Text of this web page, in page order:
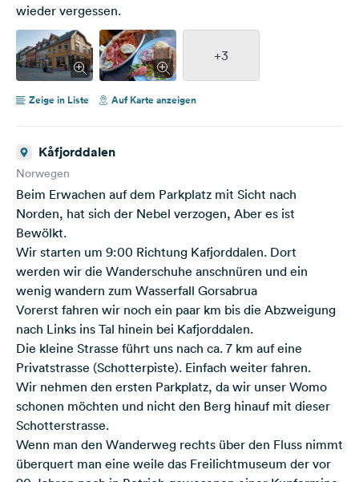
wieder vergessen.
+3
Zeige in Liste Auf Karte anzeigen
Kåfjorddalen
Norwegen
Beim Erwachen auf dem Parkplatz mit Sicht nach
Norden, hat sich der Nebel verzogen, Aber es ist
Bewölkt.
Wir starten um 9:00 Richtung Kafjorddalen. Dort
werden wir die Wanderschuhe anschnüren und ein
wenig wandern zum Wasserfall Gorsabrua
Vorerst fahren wir noch ein paar km bis die Abzweigung
nach Links ins Tal hinein bei Kafjorddalen.
Die kleine Strasse führt uns nach ca. 7 km auf eine
Privatstrasse (Schotterpiste). Einfach weiter fahren.
Wir nehmen den ersten Parkplatz, da wir unser Womo
schonen möchten und nicht den Berg hinauf mit dieser
Schotterstrasse.
Wenn man den Wanderweg rechts über den Fluss nimmt
überquert man eine weile das Freilichtmuseum der vor